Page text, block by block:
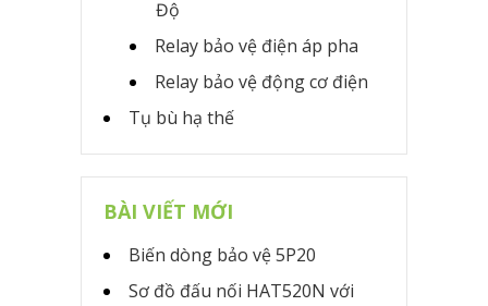
Độ
Relay bảo vệ điện áp pha
Relay bảo vệ động cơ điện
Tụ bù hạ thế
BÀI VIẾT MỚI
Biến dòng bảo vệ 5P20
Sơ đồ đấu nối HAT520N với